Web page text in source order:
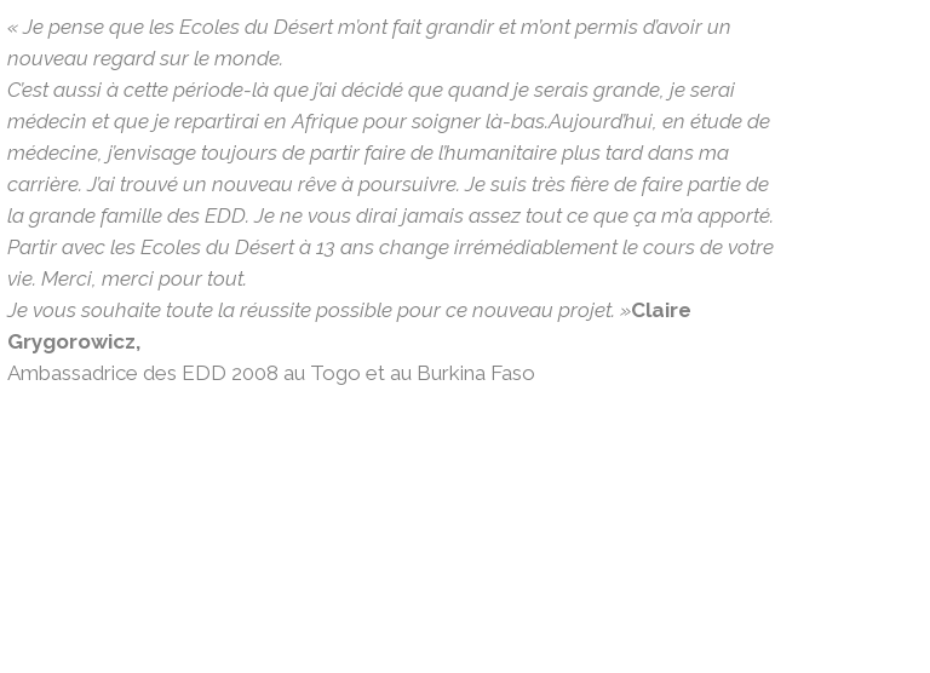
« Je pense que les Ecoles du Désert m’ont fait grandir et m’ont permis d’avoir un
nouveau regard sur le monde.
C’est aussi à cette période-là que j’ai décidé que quand je serais grande, je serai
médecin et que je repartirai en Afrique pour soigner là-bas.Aujourd’hui, en étude de
médecine, j’envisage toujours de partir faire de l’humanitaire plus tard dans ma
carrière. J’ai trouvé un nouveau rêve à poursuivre. Je suis très fière de faire partie de
la grande famille des EDD. Je ne vous dirai jamais assez tout ce que ça m’a apporté.
Partir avec les Ecoles du Désert à 13 ans change irrémédiablement le cours de votre
vie. Merci, merci pour tout.
Je vous souhaite toute la réussite possible pour ce nouveau projet. »Claire
Grygorowicz,
Ambassadrice des EDD 2008 au Togo et au Burkina Faso